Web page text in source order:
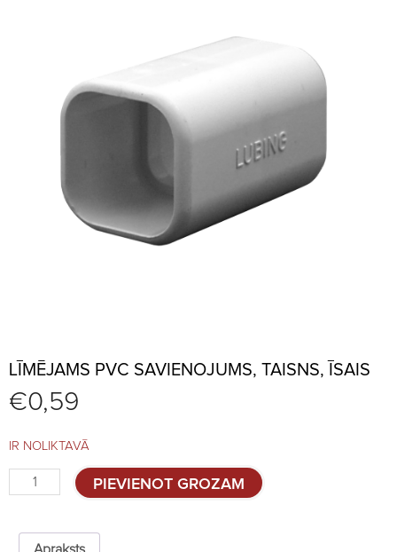
LĪMĒJAMS PVC SAVIENOJUMS, TAISNS, ĪSAIS
€0,59
IR NOLIKTAVĀ
Līmējams
PVC
taisns,
PIEVIENOT GROZAM